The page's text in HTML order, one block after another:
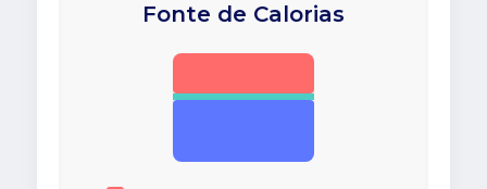
Fonte de Calorias